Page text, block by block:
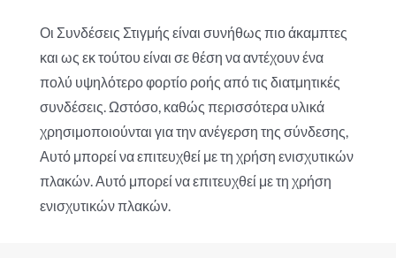
Οι Συνδέσεις Στιγμής είναι συνήθως πιο άκαμπτες
και ως εκ τούτου είναι σε θέση να αντέχουν ένα
πολύ υψηλότερο φορτίο ροής από τις διατμητικές
συνδέσεις. Ωστόσο, καθώς περισσότερα υλικά
χρησιμοποιούνται για την ανέγερση της σύνδεσης,
Αυτό μπορεί να επιτευχθεί με τη χρήση ενισχυτικών
πλακών. Αυτό μπορεί να επιτευχθεί με τη χρήση
ενισχυτικών πλακών.